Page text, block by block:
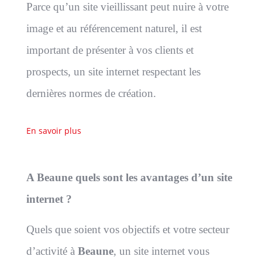
Parce qu’un site vieillissant peut nuire à votre
image et au référencement naturel, il est
important de présenter à vos clients et
prospects, un site internet respectant les
dernières normes de création.
En savoir plus
A Beaune quels sont les avantages d’un site
internet ?
Quels que soient vos objectifs et votre secteur
d’activité à Beaune, un site internet vous